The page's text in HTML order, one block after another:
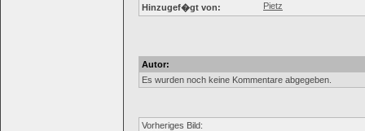
Hinzugef�gt von:
Pietz
Autor:
Es wurden noch keine Kommentare abgegeben.
Vorheriges Bild: